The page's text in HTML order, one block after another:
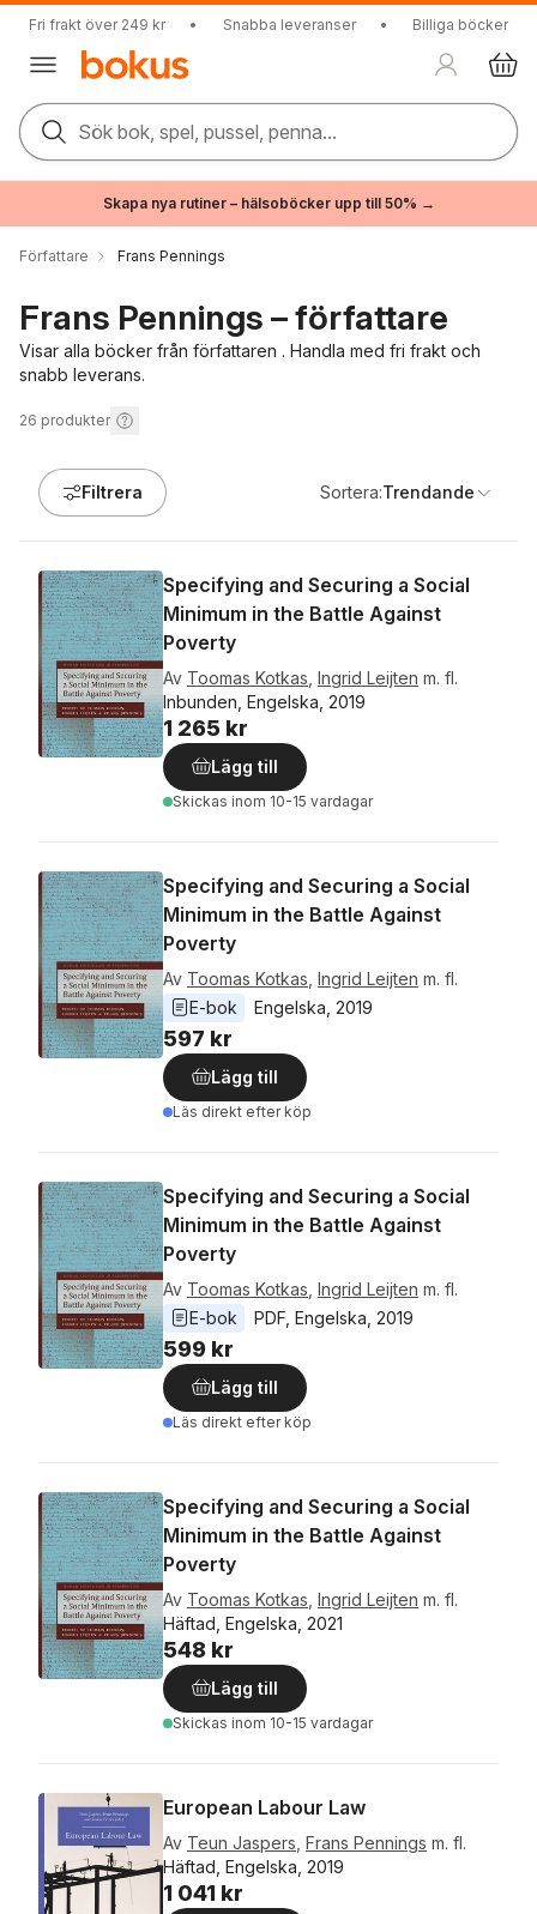
Fri frakt över 249 kr • Snabba leveranser • Billiga böcker
Sök bok, spel, pussel, penna...
Skapa nya rutiner – hälsoböcker upp till 50% →
Författare Frans Pennings
Frans Pennings – författare
Visar alla böcker från författaren . Handla med fri frakt och
snabb leverans.
26 produkter
Filtrera Sortera:Trendande
Specifying and Securing a Social
Minimum in the Battle Against
Poverty
Av Toomas Kotkas Ingrid Leijten m. fl.
Inbunden, Engelska, 2019
1 265 kr
Lägg till
Skickas inom 10-15 vardagar
Specifying and Securing a Social
Minimum in the Battle Against
Poverty
Av Toomas Kotkas Ingrid Leijten m. fl.
E-bok
Engelska 2019
597 kr
Lägg till
Läs direkt efter köp
Specifying and Securing a Social
Minimum in the Battle Against
Poverty
Av Toomas Kotkas Ingrid Leijten m. fl.
E-bok
PDF Engelska 2019
599 kr
Lägg till
Läs direkt efter köp
Specifying and Securing a Social
Minimum in the Battle Against
Poverty
Av Toomas Kotkas Ingrid Leijten m. fl.
Häftad, Engelska, 2021
548 kr
Lägg till
Skickas inom 10-15 vardagar
European Labour Law
Av Teun Jaspers Frans Pennings m. fl.
Häftad, Engelska, 2019
1 041 kr